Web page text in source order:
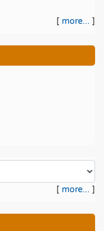
[ more... ]
[ more... ]